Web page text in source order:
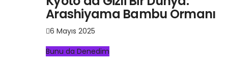
Arashiyama Bambu Ormanı
6 Mayıs 2025
Bunu da Denedim